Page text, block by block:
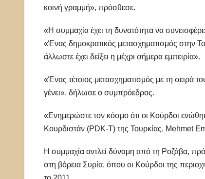
κοινή γραμμή», πρόσθεσε.
«Η συμμαχία έχει τη δυνατότητα να
«Ένας δημοκρατικός μετασχηματισμός στην
άλλωστε έχει δείξει η μέχρι σήμερα εμπειρία».
«Ένας τέτοιος μετασχηματισμός με τη σειρά
γένει», δήλωσε ο συμπρόεδρος.
«Ενημερώστε τον κόσμο ότι οι Κούρδοι
Κουρδιστάν (PDK-T) της Τουρκίας, Mehmet
Η συμμαχία αντλεί δύναμη από τη Ροζάβα,
στη βόρεια Συρία, όπου οι Κούρδοι της